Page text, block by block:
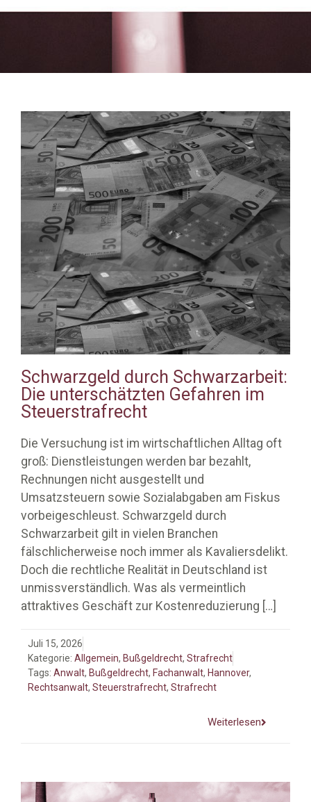
Schwarzgeld durch Schwarzarbeit:
Die unterschätzten Gefahren im
Steuerstrafrecht
Die Versuchung ist im wirtschaftlichen Alltag oft
groß: Dienstleistungen werden bar bezahlt,
Rechnungen nicht ausgestellt und
Umsatzsteuern sowie Sozialabgaben am Fiskus
vorbeigeschleust. Schwarzgeld durch
Schwarzarbeit gilt in vielen Branchen
fälschlicherweise noch immer als Kavaliersdelikt.
Doch die rechtliche Realität in Deutschland ist
unmissverständlich. Was als vermeintlich
attraktives Geschäft zur Kostenreduzierung […]
Juli 15, 2026
Kategorie: Allgemein, Bußgeldrecht, Strafrecht
Tags: Anwalt, Bußgeldrecht, Fachanwalt, Hannover,
Rechtsanwalt, Steuerstrafrecht, Strafrecht
Weiterlesen